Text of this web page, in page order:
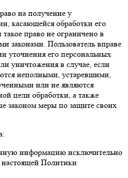
на получение у
касающейся обработки его
право не ограничено в
законами. Пользователь вправе
уточнения его персональных
уничтожения в случае, если
неполными, устаревшими,
или не являются
цели обработки, а также
законом меры по защите своих
информацию исключительно
настоящей Политики